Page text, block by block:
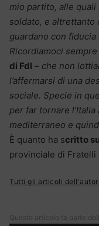
mio partito, alle
soldato, e altrettanto
guardano con fiducia
Ricordiamoci sempre
di FdI – che non
l’affermarsi di una
sociale. Specie in
per far tornare
mediterraneo e
È quanto ha scritto
provinciale di Fratelli
Tutti gli articoli
Questo articolo fa parte